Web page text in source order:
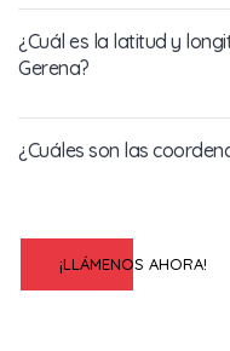
¿Cuál es la latitud y
Gerena?
¿Cuáles son las
¡LLÁMENOS AHORA!